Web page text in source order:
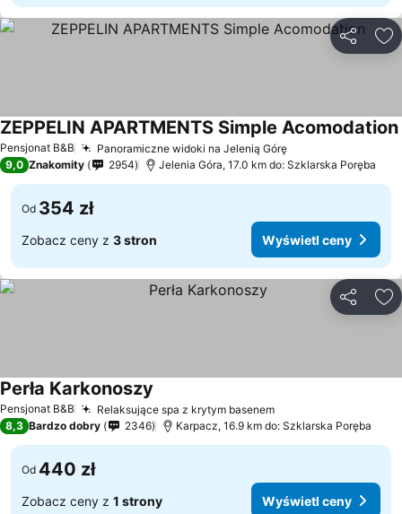
Pensjonat B&B Panoramiczne widoki na Jelenią Górę
ZEPPELIN APARTMENTS Simple Acomodation
9,0 Znakomity 2954 Jelenia Góra, 17.0 km do: Szklarska Poręba
Od 354 zł
Zobacz ceny z 3 stron Wyświetl ceny
Pensjonat B&B Relaksujące spa z krytym basenem
Perła Karkonoszy
8,3 Bardzo dobry 2346 Karpacz, 16.9 km do: Szklarska Poręba
Od 440 zł
Zobacz ceny z 1 strony Wyświetl ceny